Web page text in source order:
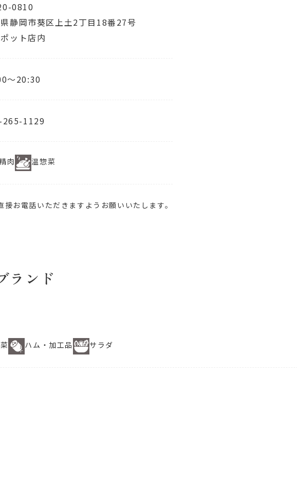
0810
静岡市葵区上土2丁目18番27号
ット店内
～20:30
1129
精肉 温惣菜
お電話いただきますようお願いいたします。
ランド
ハム・加工品 サラダ